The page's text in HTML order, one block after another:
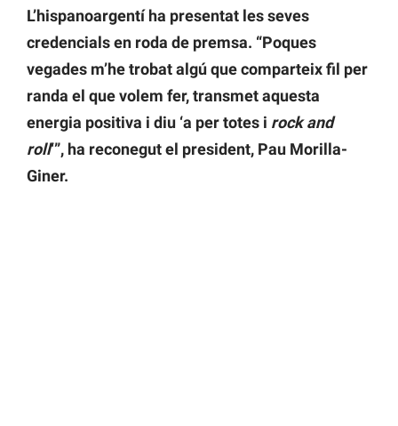
L’hispanoargentí ha presentat les seves
credencials en roda de premsa. “Poques
vegades m’he trobat algú que comparteix fil per
randa el que volem fer, transmet aquesta
energia positiva i diu ‘a per totes i rock and
roll‘”, ha reconegut el president, Pau Morilla-
Giner.